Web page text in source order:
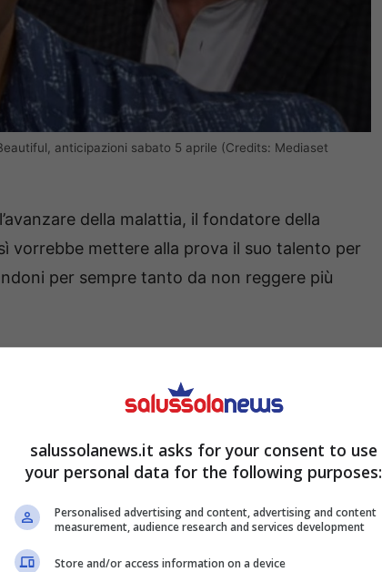
anticipazioni sabato 5 aprile (Credits: Mediaset
della malattia, il fondatore della
vorrebbe mettere alla prova il suo talento per
per sempre tanto da non reggere più
drasticamente, rischiando persino
di grande difficoltà: in grossi guai, non sa
e potrebbe scamparla senza problemi.
spalle al muro.
Eric in fin di vita? Si scopre
salussolanews.it asks for your consent to use
your personal data for the following purposes:
Personalised advertising and content, advertising and content
measurement, audience research and services development
Store and/or access information on a device